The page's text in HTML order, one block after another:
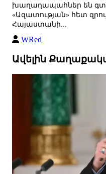
խաղաղապահներ են
«Ազատության» հետ
Հայաստանի...
WRed
Ավելին